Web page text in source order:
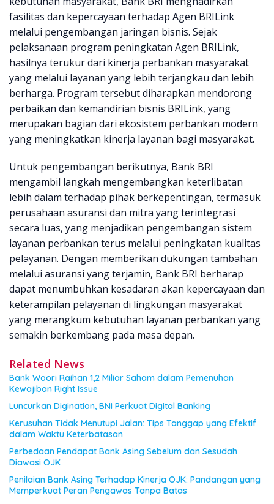
fasilitas dan kepercayaan terhadap Agen BRILink
melalui pengembangan jaringan bisnis. Sejak
pelaksanaan program peningkatan Agen BRILink,
hasilnya terukur dari kinerja perbankan masyarakat
yang melalui layanan yang lebih terjangkau dan lebih
berharga. Program tersebut diharapkan mendorong
perbaikan dan kemandirian bisnis BRILink, yang
merupakan bagian dari ekosistem perbankan modern
yang meningkatkan kinerja layanan bagi masyarakat.
Untuk pengembangan berikutnya, Bank BRI
mengambil langkah mengembangkan keterlibatan
lebih dalam terhadap pihak berkepentingan, termasuk
perusahaan asuransi dan mitra yang terintegrasi
secara luas, yang menjadikan pengembangan sistem
layanan perbankan terus melalui peningkatan kualitas
pelayanan. Dengan memberikan dukungan tambahan
melalui asuransi yang terjamin, Bank BRI berharap
dapat menumbuhkan kesadaran akan kepercayaan dan
keterampilan pelayanan di lingkungan masyarakat
yang merangkum kebutuhan layanan perbankan yang
semakin berkembang pada masa depan.
Related News
Bank Woori Raihan 1,2 Miliar Saham dalam Pemenuhan
Kewajiban Right Issue
Luncurkan Digination, BNI Perkuat Digital Banking
Kerusuhan Tidak Menutupi Jalan: Tips Tanggap yang Efektif
dalam Waktu Keterbatasan
Perbedaan Pendapat Bank Asing Sebelum dan Sesudah
Diawasi OJK
Penilaian Bank Asing Terhadap Kinerja OJK: Pandangan yang
Memperkuat Peran Pengawas Tanpa Batas